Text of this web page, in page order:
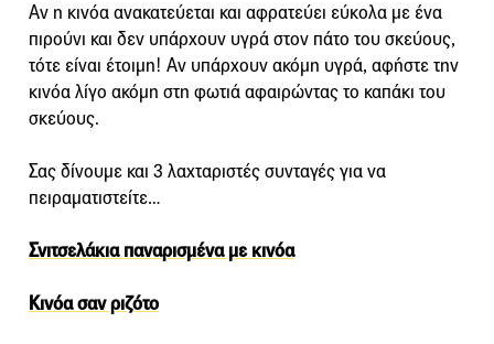
Αν η κινόα ανακατεύεται και αφρατεύει εύκολα με ένα
πιρούνι και δεν υπάρχουν υγρά στον πάτο του σκεύους,
τότε είναι έτοιμη! Αν υπάρχουν ακόμη υγρά, αφήστε την
κινόα λίγο ακόμη στη φωτιά αφαιρώντας το καπάκι του
σκεύους.
Σας δίνουμε και 3 λαχταριστές συνταγές για να
πειραματιστείτε…
Σνιτσελάκια παναρισμένα με κινόα
Κινόα σαν ριζότο